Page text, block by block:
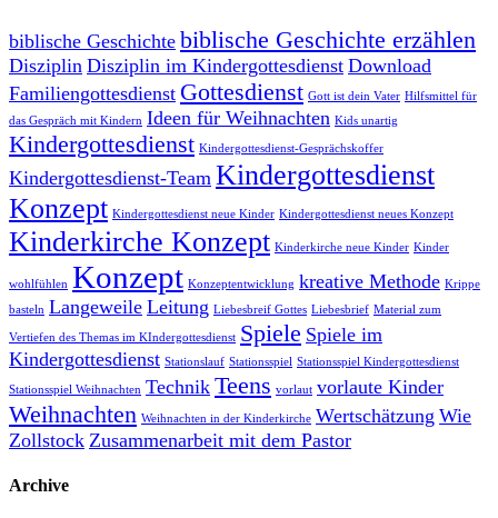
biblische Geschichte biblische Geschichte erzählen
Disziplin Disziplin im Kindergottesdienst Download
Familiengottesdienst Gottesdienst Gott ist dein Vater Hilfsmittel für
das Gespräch mit Kindern Ideen für Weihnachten Kids unartig
Kindergottesdienst Kindergottesdienst-Gesprächskoffer
Kindergottesdienst-Team Kindergottesdienst
Konzept Kindergottesdienst neue Kinder Kindergottesdienst neues Konzept
Kinderkirche Konzept Kinderkirche neue Kinder Kinder
wohlfühlen Konzept Konzeptentwicklung kreative Methode Krippe
basteln Langeweile Leitung Liebesbreif Gottes Liebesbrief Material zum
Vertiefen des Themas im KIndergottesdienst Spiele Spiele im
Kindergottesdienst Stationslauf Stationsspiel Stationsspiel Kindergottesdienst
Stationsspiel Weihnachten Technik Teens vorlaut vorlaute Kinder
Weihnachten Weihnachten in der Kinderkirche Wertschätzung Wie
Zollstock Zusammenarbeit mit dem Pastor
Archive